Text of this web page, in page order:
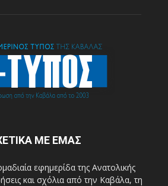
ΜΕ ΕΜΑΣ
εφημερίδα της Ανατολικής
και σχόλια από την Καβάλα, τη